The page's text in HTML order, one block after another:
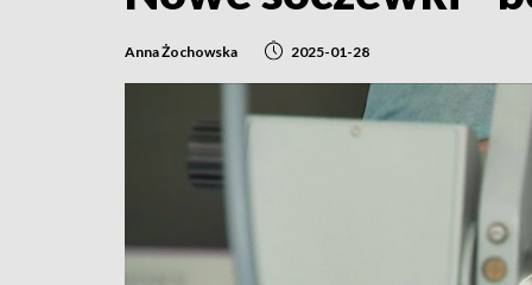
Anna Żochowska 2025-01-28